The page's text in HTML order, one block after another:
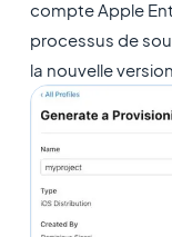
compte Apple
processus de
la nouvelle